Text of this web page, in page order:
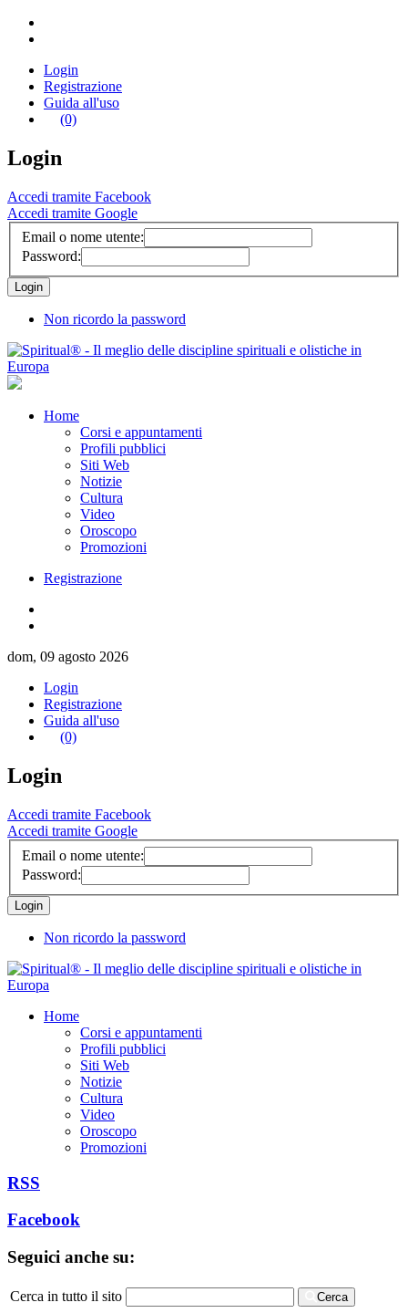
Login
Registrazione
Guida all'uso
(0)
Login
Accedi tramite Facebook
Accedi tramite Google
Email o nome utente:
Password:
Non ricordo la password
Home
Corsi e appuntamenti
Profili pubblici
Siti Web
Notizie
Cultura
Video
Oroscopo
Promozioni
Registrazione
dom, 09 agosto 2026
Login
Registrazione
Guida all'uso
(0)
Login
Accedi tramite Facebook
Accedi tramite Google
Email o nome utente:
Password:
Non ricordo la password
Home
Corsi e appuntamenti
Profili pubblici
Siti Web
Notizie
Cultura
Video
Oroscopo
Promozioni
RSS
Facebook
Seguici anche su:
Cerca in tutto il sito Cerca